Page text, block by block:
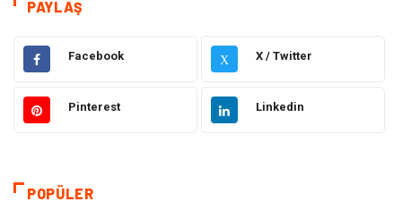
Makine Elektronik
Gıda Otomotiv
Emlak
PAYLAŞ
Facebook X X / Twitter
Pinterest Linkedin
POPÜLER